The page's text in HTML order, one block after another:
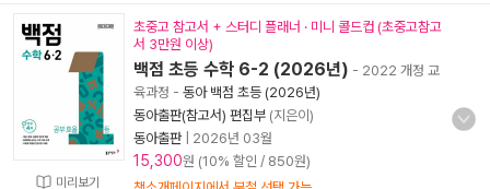
미리보기
초중고 참고서 + 스터디 플래너 · 미니 콜드컵 (초중고참고
서 3만원 이상)
백점 초등 수학 6-2 (2026년) - 2022 개정 교
육과정 - 동아 백점 초등 (2026년)
동아출판(참고서) 편집부 (지은이)
동아출판| 2026년 03월
15,300원 (10% 할인 / 850원)